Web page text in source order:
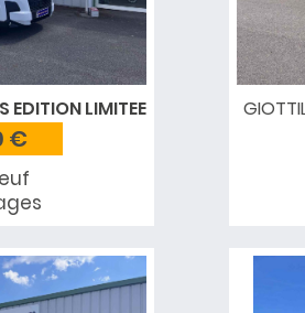
EDITION LIMITEE
€